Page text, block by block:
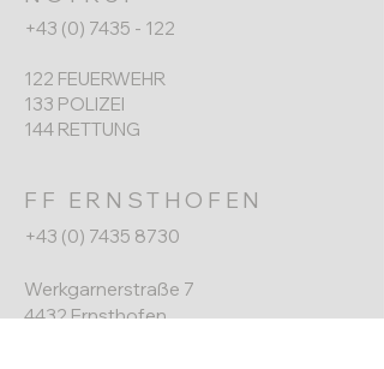
+43 (0) 7435 - 122
122 FEUERWEHR
133 POLIZEI
144 RETTUNG
FF ERNSTHOFEN
+43 (0) 7435 8730
Werkgarnerstraße 7
4432 Ernsthofen​